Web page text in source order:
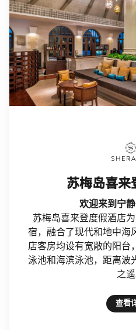
苏梅岛喜来
欢迎来到宁
苏梅岛喜来登度假酒店
宿，融合了现代和地中海
店客房均设有宽敞的阳台
泳池和海滨泳池，距离波
之遥
查看